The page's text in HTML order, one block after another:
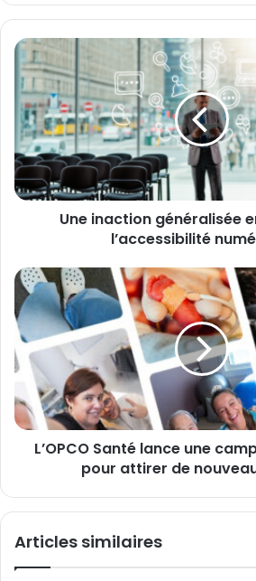
Une
inaction
généralisée
en
Europe
sur
l’accessibilité
numérique
Une inaction généralisée
l’accessibilité
L’OPCO
Santé
lance
une
campagne
nationale
pour
attirer
de
nouveaux
L’OPCO Santé lance une
pour attirer de
Articles similaires